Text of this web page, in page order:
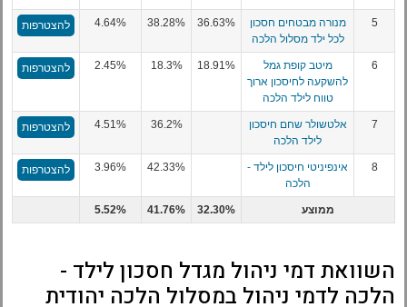
5
מנורה מבטחים חסכון
לכל ילד מסלול הלכה
36.63%
38.28%
4.64% להצטרפות
6
מיטב קופת גמל
להשקעה לחיסכון ארוך
טווח לילד הלכה
18.91%
18.3%
2.45% להצטרפות
7
אלטשולר שחם חיסכון
לילד הלכה
36.2%
4.51% להצטרפות
8
אינפיניטי חיסכון לילד -
הלכה
42.33%
3.96% להצטרפות
ממוצע 32.30%
41.76%
5.52%
השוואת דמי ניהול מגדל חסכון לילד -
הלכה לדמי ניהול במסלול הלכה יהודית